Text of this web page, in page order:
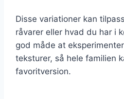
Disse variationer kan
råvarer eller hvad du har i
god måde at
teksturer, så hele familien
favoritversion.